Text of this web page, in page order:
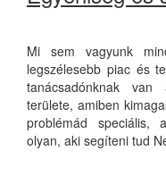
Mi sem vagyunk
legszélesebb piac és
tanácsadónknak
területe, amiben
problémád speciális,
olyan, aki segíteni tud